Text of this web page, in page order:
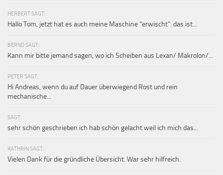
HERBERT SAGT:
Hallo Tom, jetzt hat es auch meine Maschine "erwischt". das ist...
BERND SAGT:
Kann mir bitte jemand sagen, wo ich Scheiben aus Lexan/ Makrolon/...
PETER SAGT:
Hi Andreas, wenn du auf Dauer überwiegend Rost und rein
mechanische...
SAGT:
sehr schön geschrieben ich hab schön gelacht weil ich mich das...
KATHRIN SAGT:
Vielen Dank für die gründliche Übersicht. War sehr hilfreich.